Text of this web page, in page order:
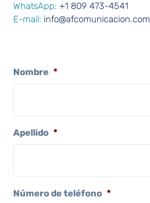
WhatsApp:+1 809 473-4541
E-mail: info@afcomunicacion.com
Nombre *
Apellido *
Número de teléfono *